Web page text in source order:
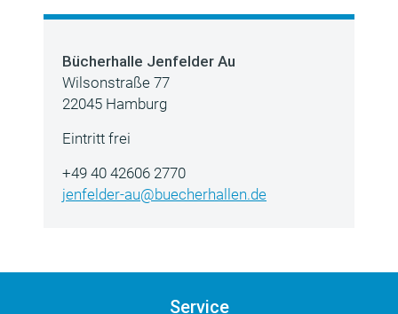
Bücherhalle Jenfelder Au
Wilsonstraße 77
22045 Hamburg
Eintritt frei
+49 40 42606 2770
jenfelder-au@buecherhallen.de
Service